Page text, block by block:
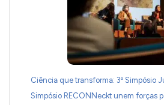
Ciência que transforma: 3º Simpósio
Simpósio RECONNeckt unem forças